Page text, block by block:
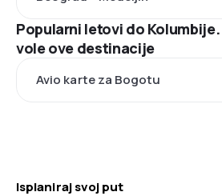
Popularni letovi do
vole ove destinacije
Avio karte za Bogotu
Isplaniraj svoj put